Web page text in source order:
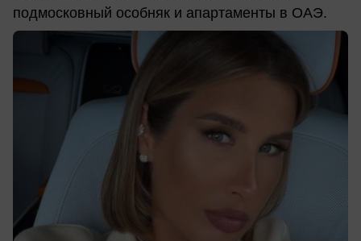
подмосковный особняк и апартаменты в ОАЭ.